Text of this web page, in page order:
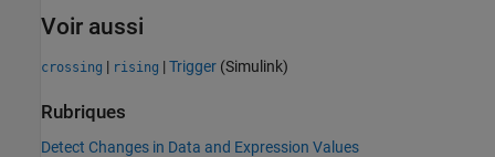
Voir aussi
crossing | rising |Trigger (Simulink)
Rubriques
Detect Changes in Data and Expression Values